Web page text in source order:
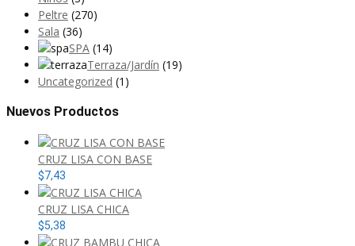
Peltre (270)
Sala (36)
SPA (14)
Terraza/Jardín (19)
Uncategorized (1)
Nuevos Productos
CRUZ LISA CON BASE
$7,43
CRUZ LISA CHICA
$5,38